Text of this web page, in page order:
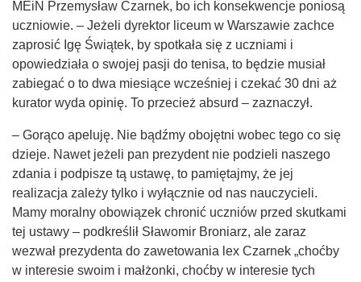
MEiN Przemysław Czarnek, bo ich konsekwencje poniosą
uczniowie. – Jeżeli dyrektor liceum w Warszawie zachce
zaprosić Igę Świątek, by spotkała się z uczniami i
opowiedziała o swojej pasji do tenisa, to będzie musiał
zabiegać o to dwa miesiące wcześniej i czekać 30 dni aż
kurator wyda opinię. To przecież absurd – zaznaczył.
– Gorąco apeluję. Nie bądźmy obojętni wobec tego co się
dzieje. Nawet jeżeli pan prezydent nie podzieli naszego
zdania i podpisze tą ustawę, to pamiętajmy, że jej
realizacja zależy tylko i wyłącznie od nas nauczycieli.
Mamy moralny obowiązek chronić uczniów przed skutkami
tej ustawy – podkreślił Sławomir Broniarz, ale zaraz
wezwał prezydenta do zawetowania lex Czarnek „choćby
w interesie swoim i małżonki, choćby w interesie tych